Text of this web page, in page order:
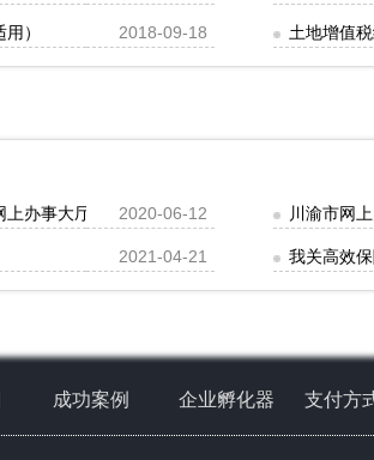
） 2018-09-18 土地增值
上办事大厅公示2020-06-12 川渝市网
2021-04-21 我关高效
成功案例 企业孵化器 支付方